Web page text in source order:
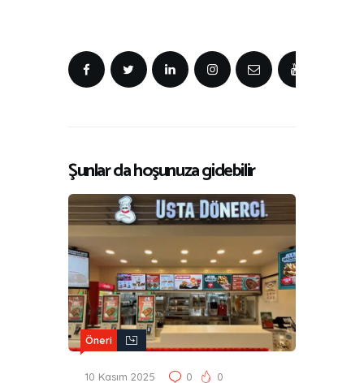
Şunlar da hoşunuza gidebilir
Öneri
10 Kasım 2025 0 0